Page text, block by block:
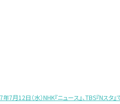
7月12日（水）NHK『ニュース』、TBS『Nスタ